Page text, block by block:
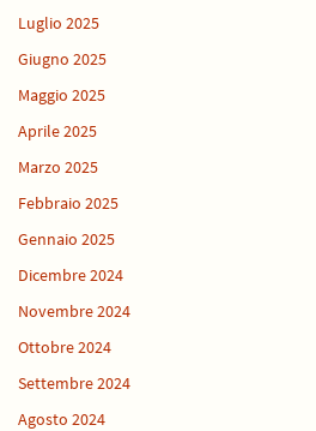
Luglio 2025
Giugno 2025
Maggio 2025
Aprile 2025
Marzo 2025
Febbraio 2025
Gennaio 2025
Dicembre 2024
Novembre 2024
Ottobre 2024
Settembre 2024
Agosto 2024